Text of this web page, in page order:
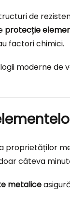
de
protecție
factori chimici.
moderne de
câteva
metalice